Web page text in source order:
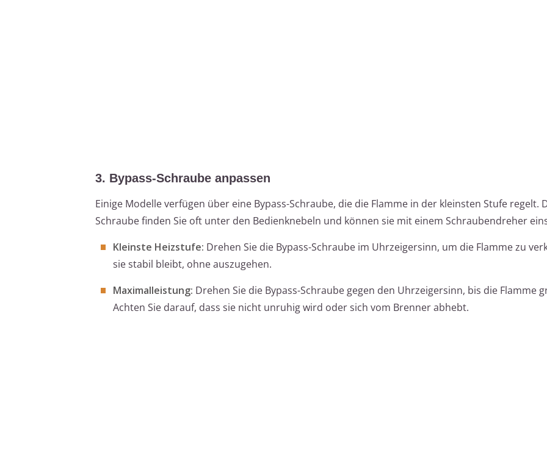
3. Bypass-Schraube anpassen
Einige Modelle verfügen über eine Bypass-Schraube, die die Flamme in der kleinsten Stufe regelt.
Schraube finden Sie oft unter den Bedienknebeln und können sie mit einem Schraubendreher
Kleinste Heizstufe: Drehen Sie die Bypass-Schraube im Uhrzeigersinn, um die Flamme zu
sie stabil bleibt, ohne auszugehen.
Maximalleistung: Drehen Sie die Bypass-Schraube gegen den Uhrzeigersinn, bis die Flamme
Achten Sie darauf, dass sie nicht unruhig wird oder sich vom Brenner abhebt.